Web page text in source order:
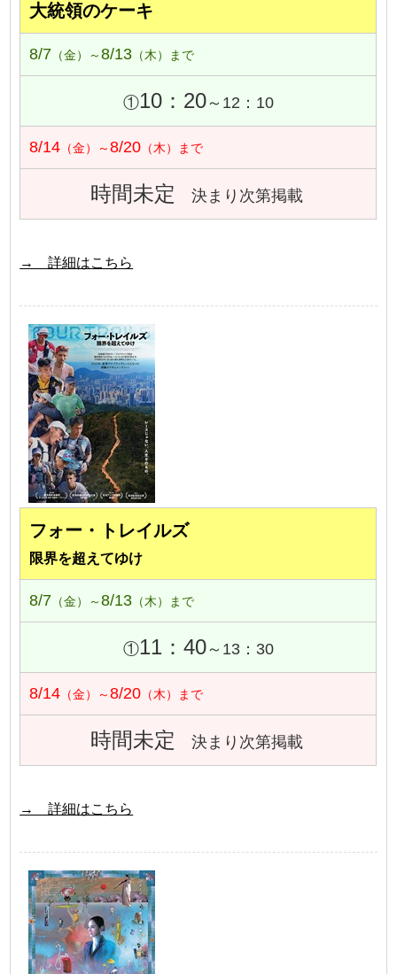
大統領のケーキ
8/7 （金）～8/13 （木）まで
①10：20～12：10
8/14 （金）～8/20 （木）まで
時間未定 決まり次第掲載
→ 詳細はこちら
フォー・トレイルズ
限界を超えてゆけ
8/7 （金）～8/13 （木）まで
①11：40～13：30
8/14 （金）～8/20 （木）まで
時間未定 決まり次第掲載
→ 詳細はこちら